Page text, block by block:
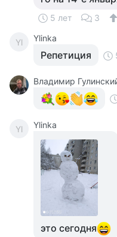
5 лет 3
Yl Ylinka
Репетиция
Владимир
Yl Ylinka
это сегодня